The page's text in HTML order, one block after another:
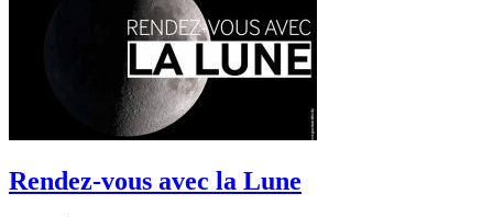
Rendez-vous avec la Lune